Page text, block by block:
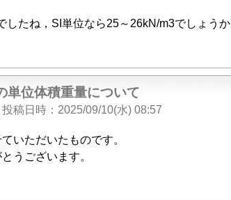
したね，SI単位なら25～26kN/m3でしょう
単位体積重量について
投稿日時 2025/09/10(水) 08:57
いただいたものです。
うございます。